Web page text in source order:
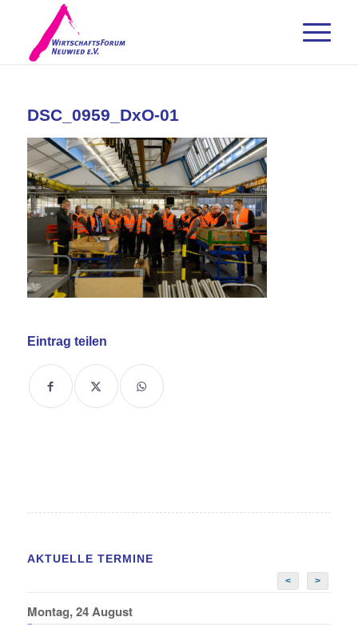
DSC_0959_DxO-01
Eintrag teilen
AKTUELLE TERMINE
< >
Montag, 24 August